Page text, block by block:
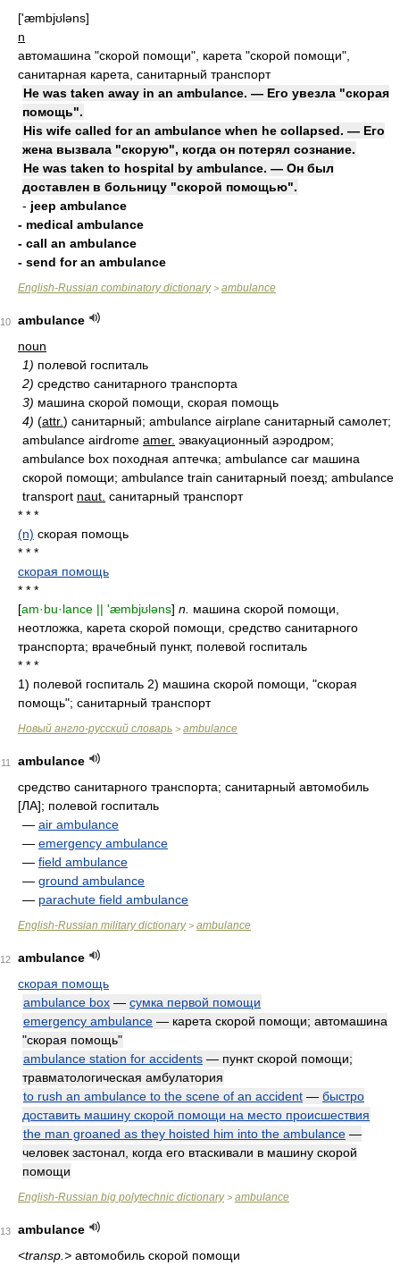
['æmbjʊləns]
n
автомашина "скорой помощи", карета "скорой помощи",
санитарная карета, санитарный транспорт
He was taken away in an ambulance. — Его увезла "скорая
помощь".
His wife called for an ambulance when he collapsed. — Его
жена вызвала "скорую", когда он потерял сознание.
He was taken to hospital by ambulance. — Он был
доставлен в больницу "скорой помощью".
- jeep ambulance
- medical ambulance
- call an ambulance
- send for an ambulance
English-Russian combinatory dictionary> ambulance
10
ambulance
noun
1) полевой госпиталь
2) средство санитарного транспорта
3) машина скорой помощи, скорая помощь
4) (attr.) санитарный; ambulance airplane санитарный самолет;
ambulance airdrome amer. эвакуационный аэродром;
ambulance box походная аптечка; ambulance car машина
скорой помощи; ambulance train санитарный поезд; ambulance
transport naut. санитарный транспорт
* * *
(n) скорая помощь
* * *
скорая помощь
* * *
[am·bu·lance || 'æmbjʊləns] n. машина скорой помощи,
неотложка, карета скорой помощи, средство санитарного
транспорта; врачебный пункт, полевой госпиталь
* * *
1) полевой госпиталь 2) машина скорой помощи, "скорая
помощь"; санитарный транспорт
Новый англо-русский словарь > ambulance
11
ambulance
средство санитарного транспорта; санитарный автомобиль
[ЛА]; полевой госпиталь
— air ambulance
— emergency ambulance
— field ambulance
— ground ambulance
— parachute field ambulance
English-Russian military dictionary> ambulance
12
ambulance
скорая помощь
ambulance box — сумка первой помощи
emergency ambulance — карета скорой помощи; автомашина
"скорая помощь"
ambulance station for accidents — пункт скорой помощи;
травматологическая амбулатория
to rush an ambulance to the scene of an accident — быстро
доставить машину скорой помощи на место происшествия
the man groaned as they hoisted him into the ambulance —
человек застонал, когда его втаскивали в машину скорой
помощи
English-Russian big polytechnic dictionary> ambulance
13
ambulance
<transp.> автомобиль скорой помощи